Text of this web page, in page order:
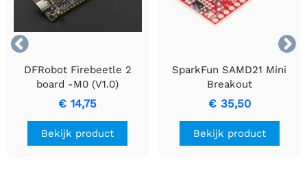


DFRobot Firebeetle 2
board -M0 (V1.0)
€ 14,75
Bekijk product
SparkFun SAMD21 Mini
Breakout
€ 35,50
Bekijk product